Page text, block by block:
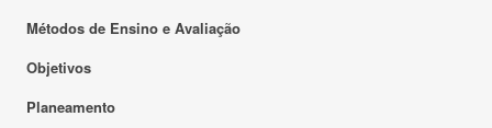
Métodos de Ensino e Avaliação
Objetivos
Planeamento